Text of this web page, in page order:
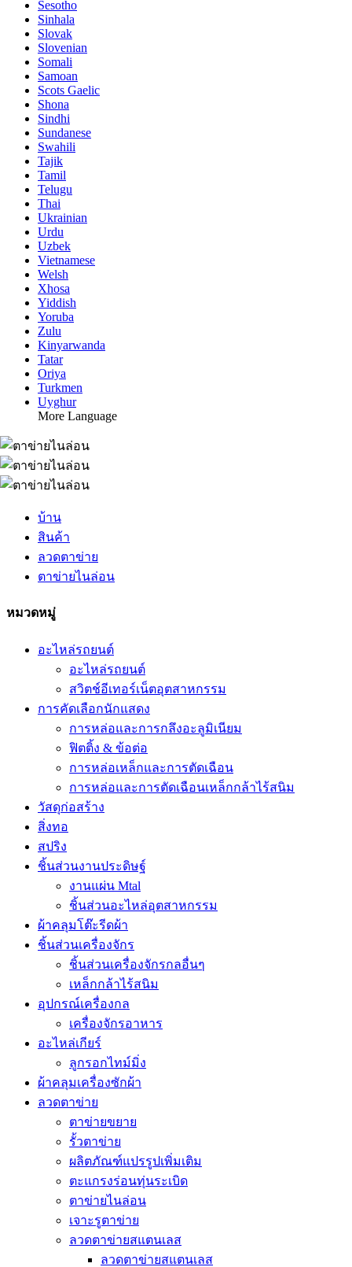
Sesotho
Sinhala
Slovak
Slovenian
Somali
Samoan
Scots Gaelic
Shona
Sindhi
Sundanese
Swahili
Tajik
Tamil
Telugu
Thai
Ukrainian
Urdu
Uzbek
Vietnamese
Welsh
Xhosa
Yiddish
Yoruba
Zulu
Kinyarwanda
Tatar
Oriya
Turkmen
Uyghur
More Language
บ้าน
สินค้า
ลวดตาข่าย
ตาข่ายไนล่อน
หมวดหมู่
อะไหล่รถยนต์
อะไหล่รถยนต์
สวิตช์อีเทอร์เน็ตอุตสาหกรรม
การคัดเลือกนักแสดง
การหล่อและการกลึงอะลูมิเนียม
ฟิตติ้ง & ข้อต่อ
การหล่อเหล็กและการตัดเฉือน
การหล่อและการตัดเฉือนเหล็กกล้าไร้สนิม
วัสดุก่อสร้าง
สิ่งทอ
สปริง
ชิ้นส่วนงานประดิษฐ์
งานแผ่น Mtal
ชิ้นส่วนอะไหล่อุตสาหกรรม
ผ้าคลุมโต๊ะรีดผ้า
ชิ้นส่วนเครื่องจักร
ชิ้นส่วนเครื่องจักรกลอื่นๆ
เหล็กกล้าไร้สนิม
อุปกรณ์เครื่องกล
เครื่องจักรอาหาร
อะไหล่เกียร์
ลูกรอกไทม์มิ่ง
ผ้าคลุมเครื่องซักผ้า
ลวดตาข่าย
ตาข่ายขยาย
รั้วตาข่าย
ผลิตภัณฑ์แปรรูปเพิ่มเติม
ตะแกรงร่อนทุ่นระเบิด
ตาข่ายไนล่อน
เจาะรูตาข่าย
ลวดตาข่ายสแตนเลส
ลวดตาข่ายสแตนเลส